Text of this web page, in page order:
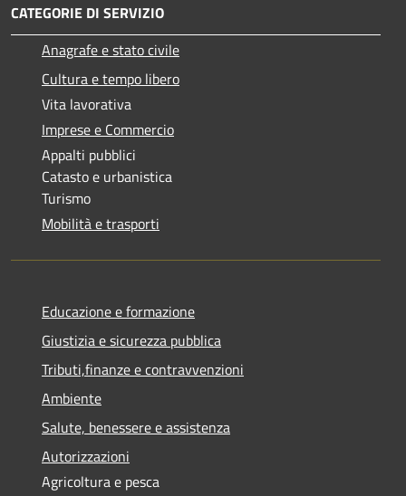
CATEGORIE DI SERVIZIO
Anagrafe e stato civile
Cultura e tempo libero
Vita lavorativa
Imprese e Commercio
Appalti pubblici
Catasto e urbanistica
Turismo
Mobilità e trasporti
Educazione e formazione
Giustizia e sicurezza pubblica
Tributi,finanze e contravvenzioni
Ambiente
Salute, benessere e assistenza
Autorizzazioni
Agricoltura e pesca